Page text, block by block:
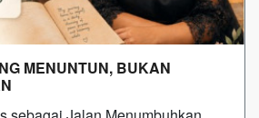
MENUNTUN, BUKAN